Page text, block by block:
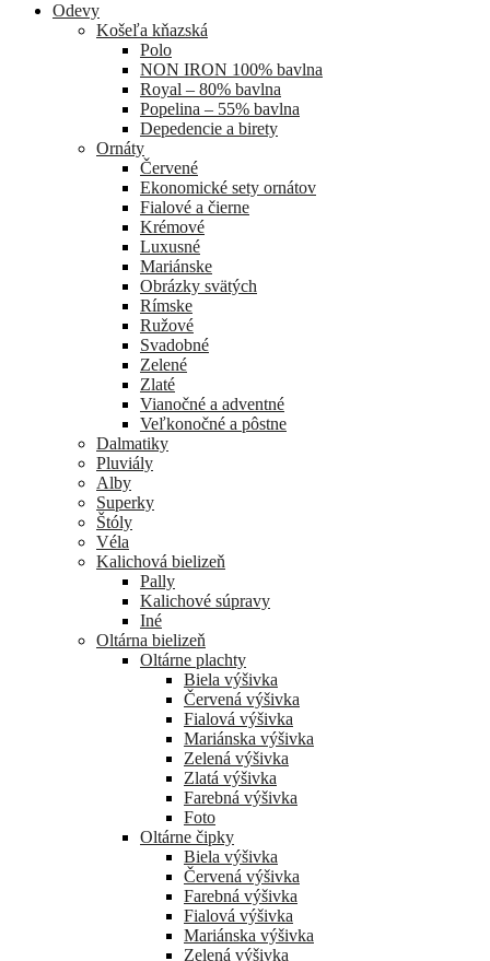
Odevy
Košeľa kňazská
Polo
NON IRON 100% bavlna
Royal – 80% bavlna
Popelina – 55% bavlna
Depedencie a birety
Ornáty
Červené
Ekonomické sety ornátov
Fialové a čierne
Krémové
Luxusné
Mariánske
Obrázky svätých
Rímske
Ružové
Svadobné
Zelené
Zlaté
Vianočné a adventné
Veľkonočné a pôstne
Dalmatiky
Pluviály
Alby
Superky
Štóly
Véla
Kalichová bielizeň
Pally
Kalichové súpravy
Iné
Oltárna bielizeň
Oltárne plachty
Biela výšivka
Červená výšivka
Fialová výšivka
Mariánska výšivka
Zelená výšivka
Zlatá výšivka
Farebná výšivka
Foto
Oltárne čipky
Biela výšivka
Červená výšivka
Farebná výšivka
Fialová výšivka
Mariánska výšivka
Zelená výšivka